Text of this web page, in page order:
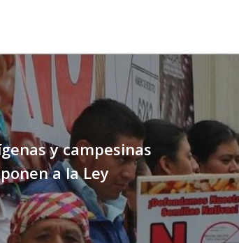
y campesinas
a la Ley